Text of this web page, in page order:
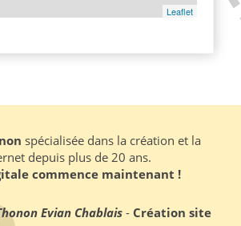
Leaflet
spécialisée dans la création et la
depuis plus de 20 ans.
commence maintenant !
Evian Chablais - Création site